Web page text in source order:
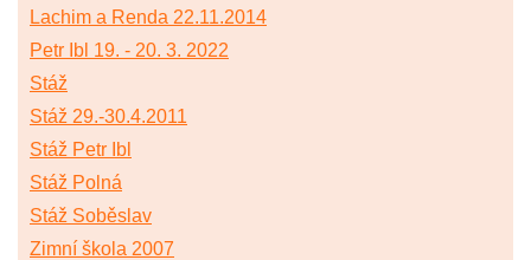
Lachim a Renda 22.11.2014
Petr Ibl 19. - 20. 3. 2022
Stáž
Stáž 29.-30.4.2011
Stáž Petr Ibl
Stáž Polná
Stáž Soběslav
Zimní škola 2007